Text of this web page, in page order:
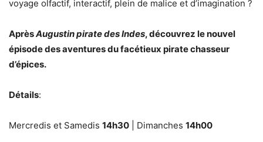
voyage olfactif, interactif, plein de malice et d’imagination ?
AprèsAugustin pirate des Indes, découvrez le nouvel
épisode des aventures du facétieux pirate chasseur
d’épices.
Détails:
Mercredis et Samedis 14h30 | Dimanches 14h00